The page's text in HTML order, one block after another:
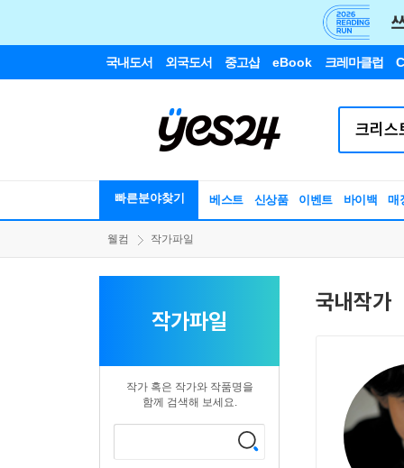
국내도서 외국도서 중고샵 eBook 크레마클럽
빠른분야찾기 베스트 신상품 이벤트 바이백 매
웰컴 작가파일
작가파일
작가 혹은 작가와 작품명을
함께 검색해 보세요.
국내작가